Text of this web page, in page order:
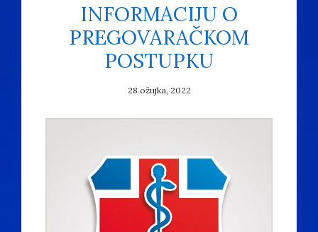
INFORMACIJU O
PREGOVARAČKOM
POSTUPKU
28 ožujka, 2022